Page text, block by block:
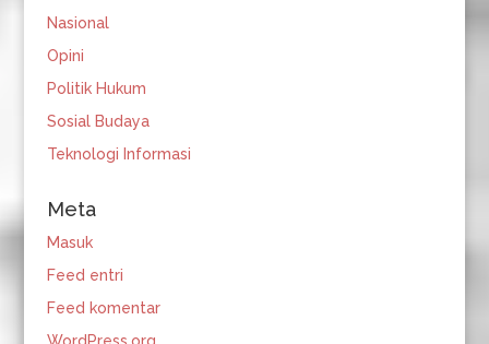
Nasional
Opini
Politik Hukum
Sosial Budaya
Teknologi Informasi
Meta
Masuk
Feed entri
Feed komentar